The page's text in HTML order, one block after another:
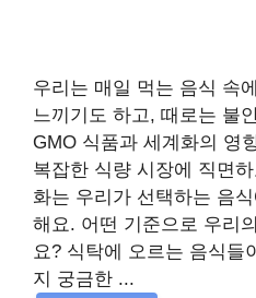
우리는 매일 먹는 음식 속
느끼기도 하고, 때로는 불
GMO 식품과 세계화의 영
복잡한 식량 시장에 직면
화는 우리가 선택하는 음
해요. 어떤 기준으로 우리
요? 식탁에 오르는 음식들
지 궁금한 ...